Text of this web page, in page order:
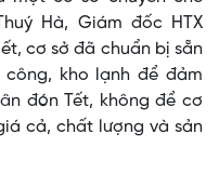
Hà, Giám đốc HTX
cơ sở đã chuẩn bị sẵn
kho lạnh để đảm
đón Tết, không để cơ
cả, chất lượng và sản